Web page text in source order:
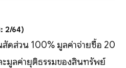
2/64)
สัดส่วน 100% มูลค่าจ่ายซื้อ 20
มูลค่ายุติธรรมของสินทรัพย์